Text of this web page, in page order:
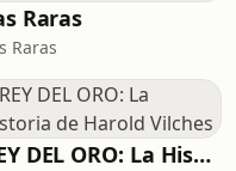
Raras
Raras
REY DEL ORO: La Historia de Harold Vilches